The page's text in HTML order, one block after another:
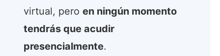
virtual, pero en ningún momento
tendrás que acudir
presencialmente.